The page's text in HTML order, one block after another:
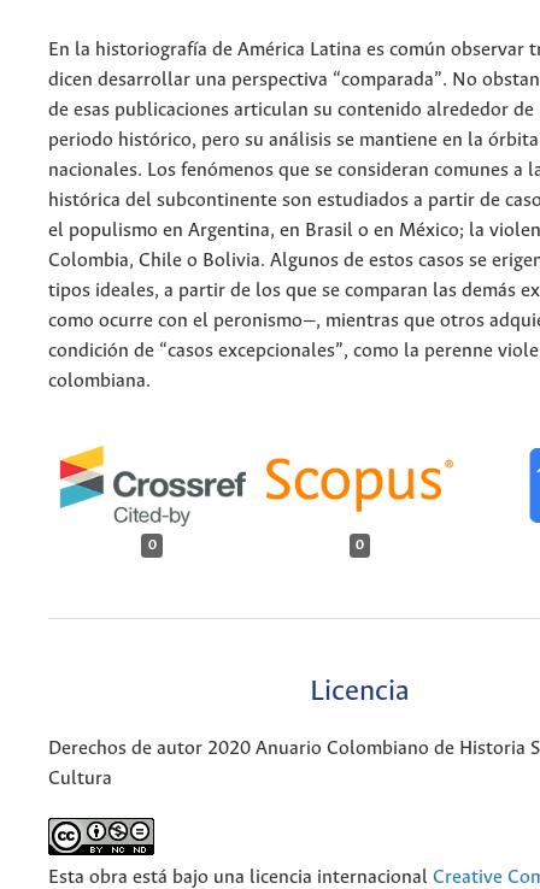
En la historiografía de América Latina es común observar
dicen desarrollar una perspectiva “comparada”. No
de esas publicaciones articulan su contenido alrededor de
periodo histórico, pero su análisis se mantiene en la
nacionales. Los fenómenos que se consideran comunes a
histórica del subcontinente son estudiados a partir de
el populismo en Argentina, en Brasil o en México; la
Colombia, Chile o Bolivia. Algunos de estos casos se
tipos ideales, a partir de los que se comparan las demás
como ocurre con el peronismo—, mientras que otros
condición de “casos excepcionales”, como la perenne
colombiana.
0 0
Licencia
Derechos de autor 2020 Anuario Colombiano de Historia
Cultura
Esta obra está bajo una licencia internacional Creative